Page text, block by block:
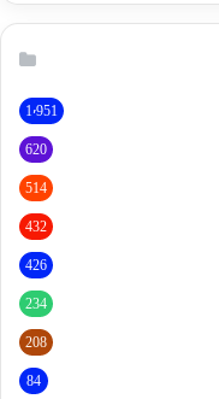
1٬951
620
514
432
426
234
208
84